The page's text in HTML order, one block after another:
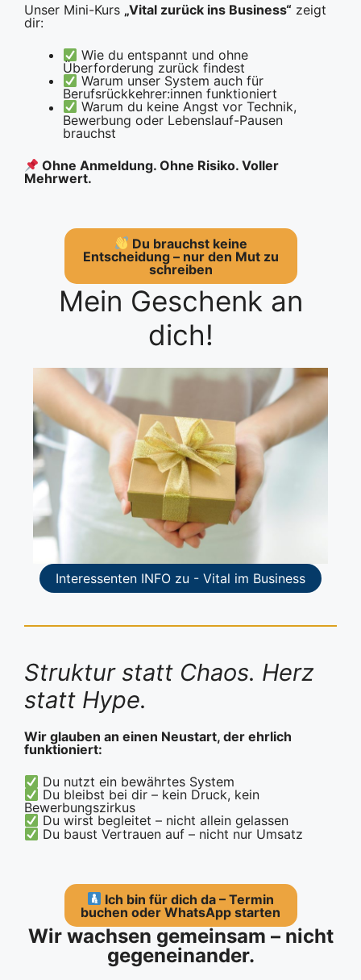
Unser Mini-Kurs „Vital zurück ins Business“ zeigt
dir:
Wie du entspannt und ohne
Überforderung zurück findest
Warum unser System auch für
Berufsrückkehrer:innen funktioniert
Warum du keine Angst vor Technik,
Bewerbung oder Lebenslauf-Pausen
brauchst
Ohne Anmeldung. Ohne Risiko. Voller
Mehrwert.
Du brauchst keine
Entscheidung – nur den Mut zu
schreiben
Mein Geschenk an
dich!
Interessenten INFO zu - Vital im Business
Struktur statt Chaos. Herz
statt Hype.
Wir glauben an einen Neustart, der ehrlich
funktioniert:
Du nutzt ein bewährtes System
Du bleibst bei dir – kein Druck, kein
Bewerbungszirkus
Du wirst begleitet – nicht allein gelassen
Du baust Vertrauen auf – nicht nur Umsatz
Ich bin für dich da – Termin
buchen oder WhatsApp starten
Wir wachsen gemeinsam – nicht
gegeneinander.